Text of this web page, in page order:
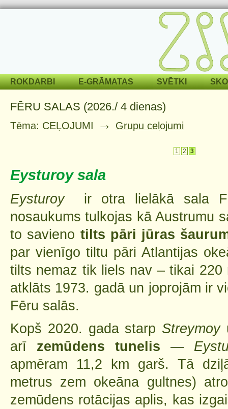
ROKDARBI E-GRĀMATAS SVĒTKI
FĒRU SALAS (2026./ 4 dienas)
Tēma: CEĻOJUMI → Grupu ceļojumi
1 2 3
Eysturoy sala
Eysturoy ir otra lielākā sala
nosaukums tulkojas kā Austrumu
to savieno tilts pāri jūras
par vienīgo tiltu pāri Atlantijas
tilts nemaz tik liels nav – tikai 220
atklāts 1973. gadā un joprojām ir
Fēru salās.
Kopš 2020. gada starp Streymoy
arī zemūdens tunelis —
apmēram 11,2 km garš. Tā
metrus zem okeāna gultnes)
zemūdens rotācijas aplis, kas